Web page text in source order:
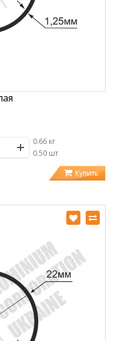
0.66 кг
/0.50 шт
Купить